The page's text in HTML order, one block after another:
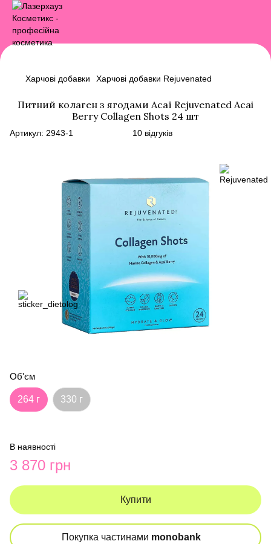
Харчові добавки Харчові добавки Rejuvenated
Питний колаген з ягодами Асаї Rejuvenated Acai
Berry Collagen Shots 24 шт
Артикул: 2943-1 10 відгуків
Об'єм
264 г 330 г
В наявності
3 870 грн
Купити
Покупка частинами monobank